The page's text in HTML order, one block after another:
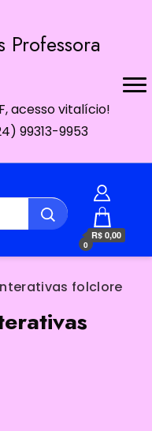
Professora
acesso vitalício!
99313-9953
0
R$ 0,00
folclore